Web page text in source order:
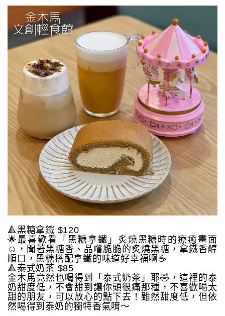
🔺黑糖拿鐵 $120
🌟最喜歡看「黑糖拿鐵」炙燒黑糖時的療癒畫面
☺️，聞著黑糖香、品嚐脆脆的炙燒黑糖，拿鐵香醇
順口，黑糖搭配拿鐵的味道好幸福啊☕️
🔺泰式奶茶 $85
金木馬竟然也喝得到「泰式奶茶」耶🤣，這裡的泰
奶甜度低，不會甜到讓你頭很痛那種，不喜歡喝太
甜的朋友，可以放心的點下去！雖然甜度低，但依
然喝得到泰奶的獨特香氣唷～